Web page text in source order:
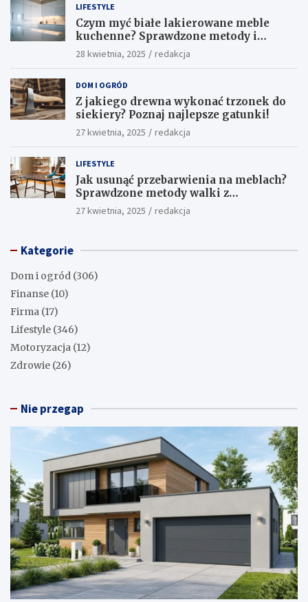
LIFESTYLE
Czym myć białe lakierowane meble
kuchenne? Sprawdzone metody i
skuteczne środki
28 kwietnia, 2025 redakcja
DOM I OGRÓD
Z jakiego drewna wykonać trzonek do
siekiery? Poznaj najlepsze gatunki!
27 kwietnia, 2025 redakcja
LIFESTYLE
Jak usunąć przebarwienia na meblach?
Sprawdzone metody walki z
uciążliwymi plamami!
27 kwietnia, 2025 redakcja
Kategorie
Dom i ogród (306)
Finanse (10)
Firma (17)
Lifestyle (346)
Motoryzacja (12)
Zdrowie (26)
Nie przegap